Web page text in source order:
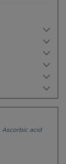
Ascorbic acid